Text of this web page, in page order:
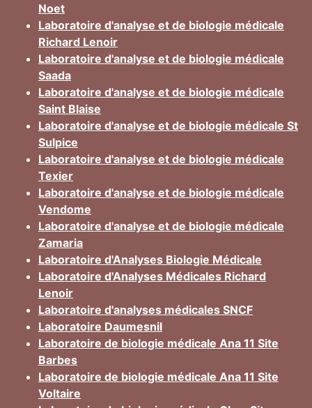
Noet
Laboratoire d'analyse et de biologie médicale
Richard Lenoir
Laboratoire d'analyse et de biologie médicale
Saada
Laboratoire d'analyse et de biologie médicale
Saint Blaise
Laboratoire d'analyse et de biologie médicale St
Sulpice
Laboratoire d'analyse et de biologie médicale
Texier
Laboratoire d'analyse et de biologie médicale
Vendome
Laboratoire d'analyse et de biologie médicale
Zamaria
Laboratoire d'Analyses Biologie Médicale
Laboratoire d'Analyses Médicales Richard
Lenoir
Laboratoire d'analyses médicales SNCF
Laboratoire Daumesnil
Laboratoire de biologie médicale Ana 11 Site
Barbes
Laboratoire de biologie médicale Ana 11 Site
Voltaire